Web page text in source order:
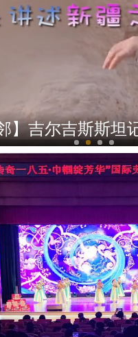
】吉尔吉斯斯坦